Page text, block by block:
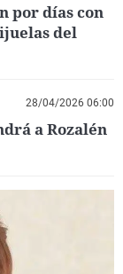
por días con
del
28/04/2026 06:00
a Rozalén